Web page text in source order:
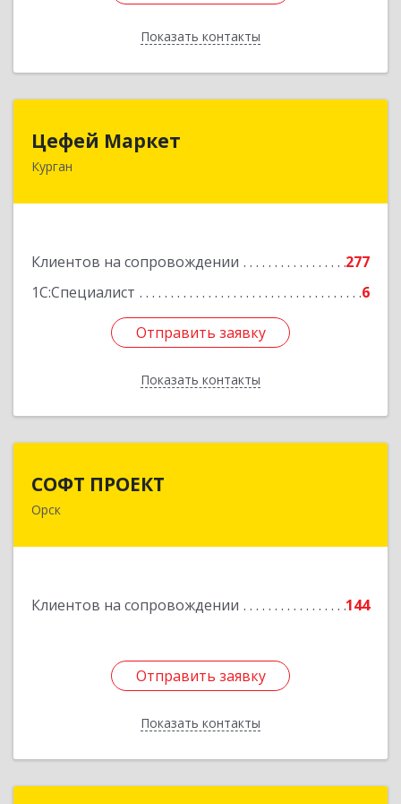
Показать контакты
Назад
Цефей Маркет
Курган
Клиентов на сопровождении
277
1С:Специалист
6
Отправить заявку
Показать контакты
640002, Курганская обл, Курган г, М.Горького
Отправить заявку
Назад
СОФТ ПРОЕКТ
Орск
Клиентов на сопровождении 144
Отправить заявку
Показать контакты
Отправить заявку
Назад